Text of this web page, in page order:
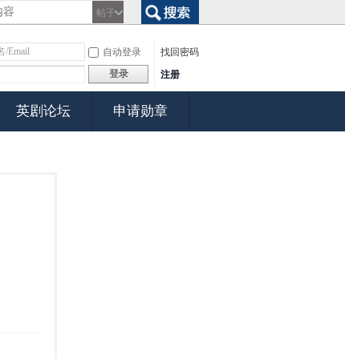
帖子
自动登录
找回密码
登录 注册
英剧论坛 申请勋章